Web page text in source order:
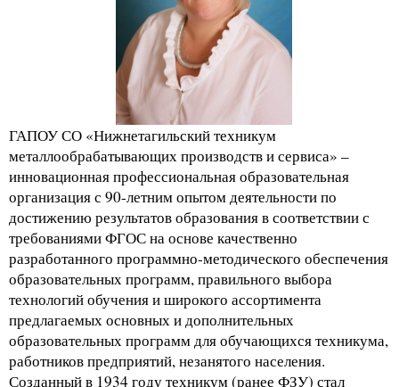
ГАПОУ СО «Нижнетагильский техникум
металлообрабатывающих производств и сервиса» –
инновационная профессиональная образовательная
организация с 90-летним опытом деятельности по
достижению результатов образования в соответствии с
требованиями ФГОС на основе качественно
разработанного программно-методического обеспечения
образовательных программ, правильного выбора
технологий обучения и широкого ассортимента
предлагаемых основных и дополнительных
образовательных программ для обучающихся техникума,
работников предприятий, незанятого населения.
Созданный в 1934 году техникум (ранее ФЗУ) стал